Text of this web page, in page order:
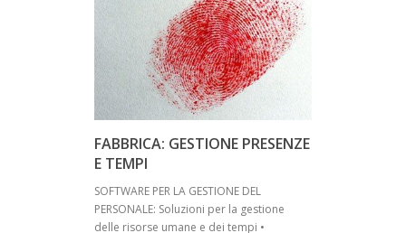
FABBRICA: GESTIONE PRESENZE
E TEMPI
SOFTWARE PER LA GESTIONE DEL
PERSONALE: Soluzioni per la gestione
delle risorse umane e dei tempi •